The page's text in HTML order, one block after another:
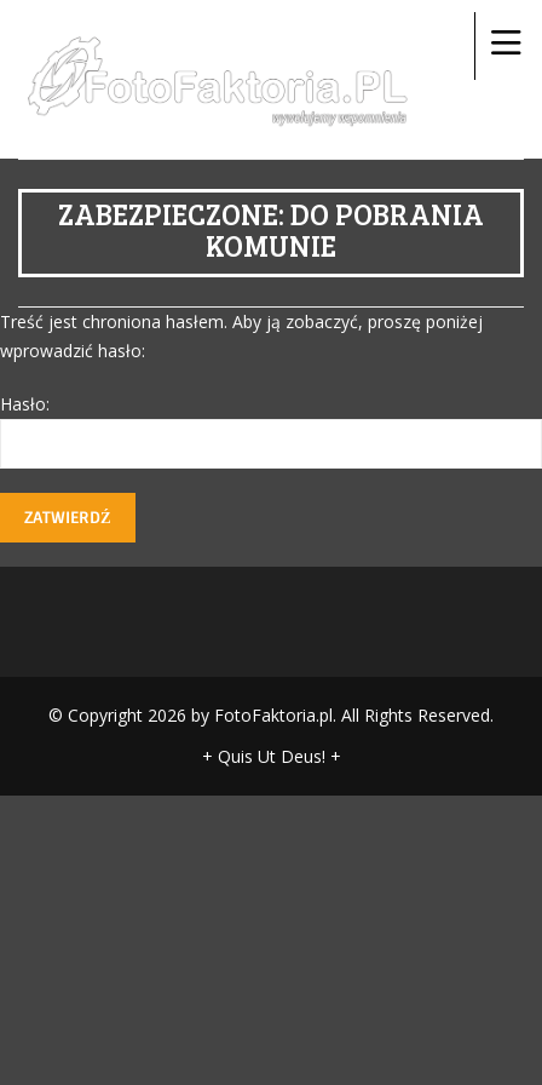
ZABEZPIECZONE: DO POBRANIA
KOMUNIE
Treść jest chroniona hasłem. Aby ją zobaczyć, proszę poniżej
wprowadzić hasło:
Hasło:
© Copyright 2026 by FotoFaktoria.pl. All Rights Reserved.
+ Quis Ut Deus! +